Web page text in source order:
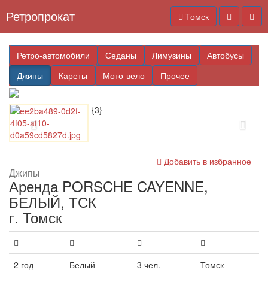
Ретропрокат Томск
Ретро-автомобили Седаны Лимузины
Автобусы
Джипы
Кареты Мото-вело Прочее
{3}
Добавить в избранное
Джипы
Аренда PORSCHE CAYENNE,
БЕЛЫЙ, ТСК
г. Томск
2 год Белый 3 чел. Томск